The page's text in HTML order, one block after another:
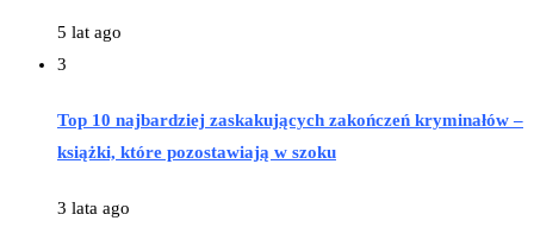
5 lat ago
3
Top 10 najbardziej zaskakujących zakończeń kryminałów –
książki, które pozostawiają w szoku
3 lata ago